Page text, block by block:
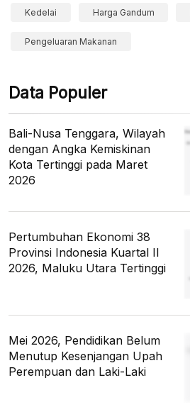
Kedelai Harga Gandum
Pengeluaran Makanan
Data Populer
Bali-Nusa Tenggara, Wilayah
dengan Angka Kemiskinan
Kota Tertinggi pada Maret
2026
Pertumbuhan Ekonomi 38
Provinsi Indonesia Kuartal II
2026, Maluku Utara Tertinggi
Mei 2026, Pendidikan Belum
Menutup Kesenjangan Upah
Perempuan dan Laki-Laki